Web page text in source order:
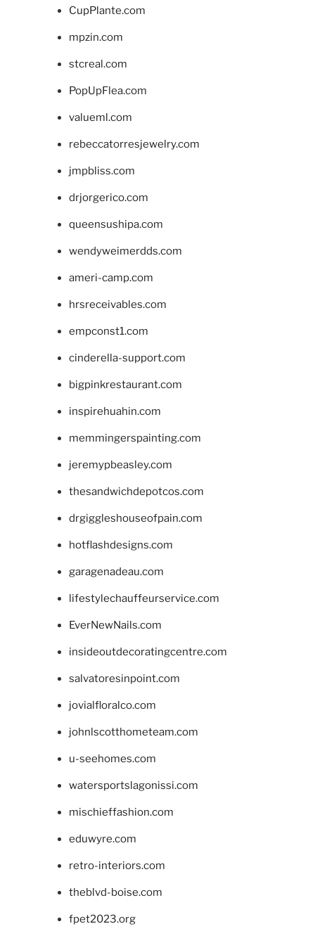
CupPlante.com
mpzin.com
stcreal.com
PopUpFlea.com
valueml.com
rebeccatorresjewelry.com
jmpbliss.com
drjorgerico.com
queensushipa.com
wendyweimerdds.com
ameri-camp.com
hrsreceivables.com
empconst1.com
cinderella-support.com
bigpinkrestaurant.com
inspirehuahin.com
memmingerspainting.com
jeremypbeasley.com
thesandwichdepotcos.com
drgiggleshouseofpain.com
hotflashdesigns.com
garagenadeau.com
lifestylechauffeurservice.com
EverNewNails.com
insideoutdecoratingcentre.com
salvatoresinpoint.com
jovialfloralco.com
johnlscotthometeam.com
u-seehomes.com
watersportslagonissi.com
mischieffashion.com
eduwyre.com
retro-interiors.com
theblvd-boise.com
fpet2023.org